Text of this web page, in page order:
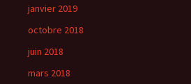
janvier 2019
octobre 2018
juin 2018
mars 2018